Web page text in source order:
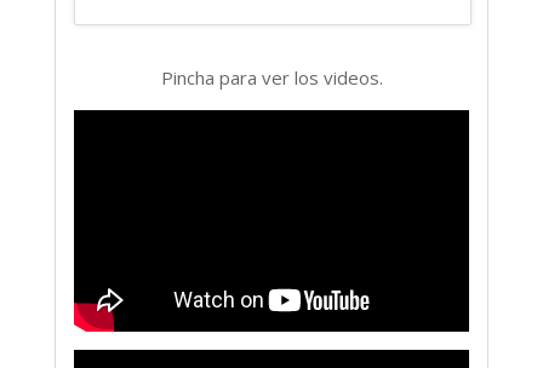
Pincha para ver los videos.